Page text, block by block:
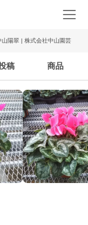
山陽翠 | 株式会社中山園芸
稿 商品